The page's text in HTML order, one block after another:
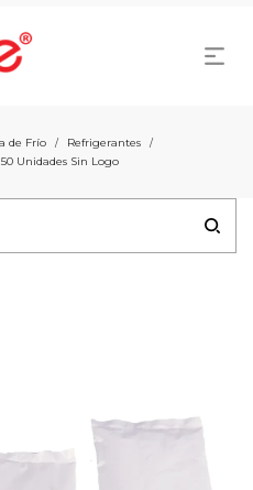
de Frío / Refrigerantes /
Unidades Sin Logo